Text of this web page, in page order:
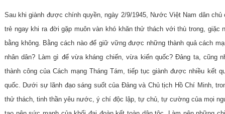
Sau khi giành được chính quyền, ngày 2/9/1945, Nước Việt Nam dân
trẻ ngay khi ra đời gặp muôn vàn khó khăn thử thách với thù trong, giặc
bằng không. Bằng cách nào để giữ vững được những thành quả cách
nhân dân? Làm gì để vừa kháng chiến, vừa kiến quốc? Đảng ta, cũng
thành công của Cách mạng Tháng Tám, tiếp tục giành được nhiều kết
quốc. Dưới sự lãnh đạo sáng suốt của Đảng và Chủ tịch Hồ Chí Minh,
thử thách, tinh thần yêu nước, ý chí độc lập, tự chủ, tự cường của mọi